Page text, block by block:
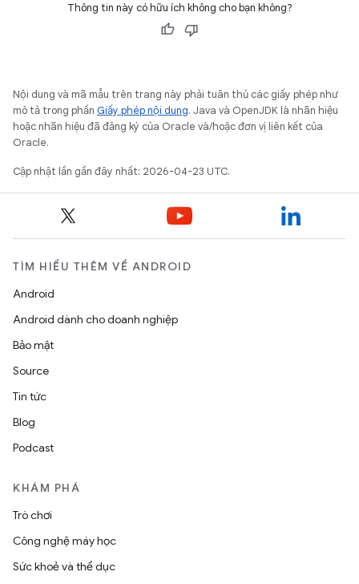
Thông tin này có hữu ích không cho bạn không?
Nội dung và mã mẫu trên trang này phải tuân thủ các giấy phép như
mô tả trong phần Giấy phép nội dung. Java và OpenJDK là nhãn hiệu
hoặc nhãn hiệu đã đăng ký của Oracle và/hoặc đơn vị liên kết của
Oracle.
Cập nhật lần gần đây nhất: 2026-04-23 UTC.
TÌM HIỂU THÊM VỀ ANDROID
Android
Android dành cho doanh nghiệp
Bảo mật
Source
Tin tức
Blog
Podcast
KHÁM PHÁ
Trò chơi
Công nghệ máy học
Sức khoẻ và thể dục